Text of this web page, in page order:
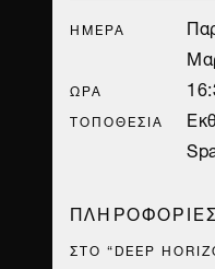
ΗΜΈΡΑ
ΏΡΑ
ΤΟΠΟΘΕΣΊΑ
ΣΤΟ “DEEP